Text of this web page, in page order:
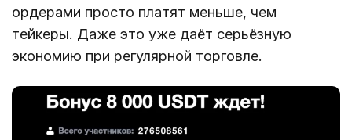
ордерами просто платят меньше, чем
тейкеры. Даже это уже даёт серьёзную
экономию при регулярной торговле.